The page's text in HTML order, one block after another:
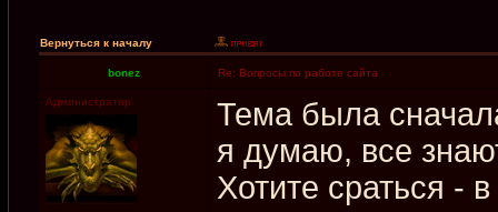
Вернуться к началу
bonez Re: Вопросы по работе сайта
Администратор
Тема была
я думаю, все
Хотите сраться -